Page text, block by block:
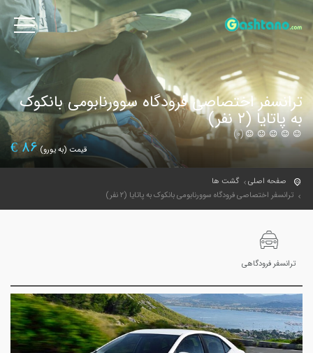
ترانسفر اختصاصی فرودگاه سوورنابومی بانکوک
به پاتایا (۲ نفر)
(0)
قیمت (به یورو) 86
€
صفحه اصلی
گشت ها
ترانسفر اختصاصی فرودگاه سوورنابومی بانکوک به پاتایا (۲ نفر)
ترانسفر فرودگاهی